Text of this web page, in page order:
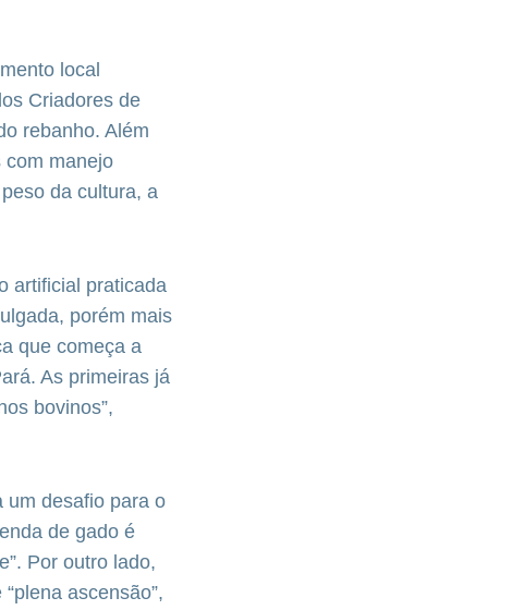
local
Criadores de
rebanho. Além
com manejo
da cultura, a
artificial praticada
porém mais
que começa a
As primeiras já
bovinos”,
um desafio para o
de gado é
Por outro lado,
ascensão”,